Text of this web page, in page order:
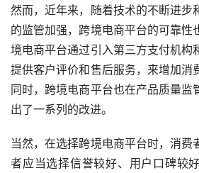
然而，近年来，随着技术的不断进步
的监管加强，跨境电商平台的可靠性
境电商平台通过引入第三方支付机构
提供客户评价和售后服务，来增加消
同时，跨境电商平台也在产品质量监
出了一系列的改进。
当然，在选择跨境电商平台时，消费
者应当选择信誉较好、用户口碑较